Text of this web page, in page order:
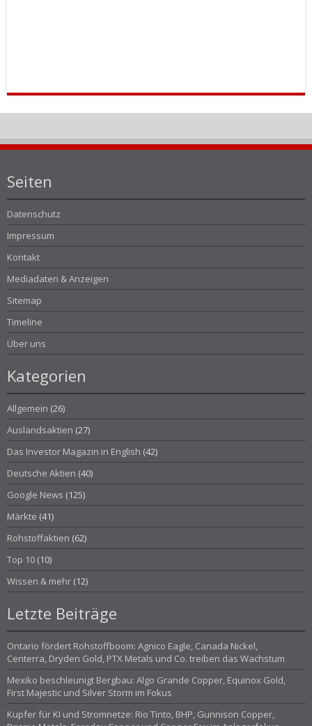
Seiten
Datenschutz
Impressum
Kontakt
Mediadaten & Anzeigen
Sitemap
Timeline
Über uns
Kategorien
Allgemein (26)
Auslandsaktien (27)
Das Investor Magazin in English (42)
Deutsche Aktien (40)
Google News (125)
Märkte (41)
Rohstoffaktien (62)
Top 10 (10)
Wissen & mehr (12)
Letzte Beiträge
Ontario fördert Rohstoffboom: Agnico Eagle, Canada Nickel,
Centerra, Dryden Gold, PTX Metals und Co. treiben das Wachstum
Mexiko beschleunigt Bergbau: Algo Grande Copper, Equinox Gold,
First Majestic und Silver Storm im Fokus
Kupfer für KI und Stromnetze: Rio Tinto, BHP, Gunnison Copper,